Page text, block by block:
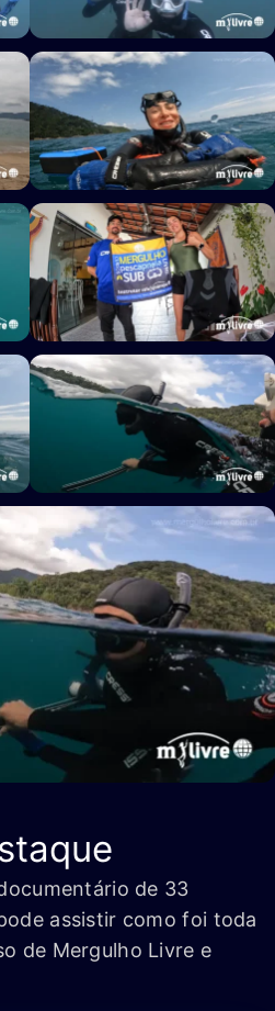
de 33
assistir como foi toda
de Mergulho Livre e